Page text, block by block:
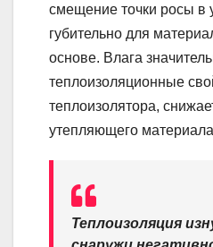
смещение точки росы в
губительно для
основе. Влага
теплоизоляционные
теплоизолятора,
утепляющего
Теплоизоляция